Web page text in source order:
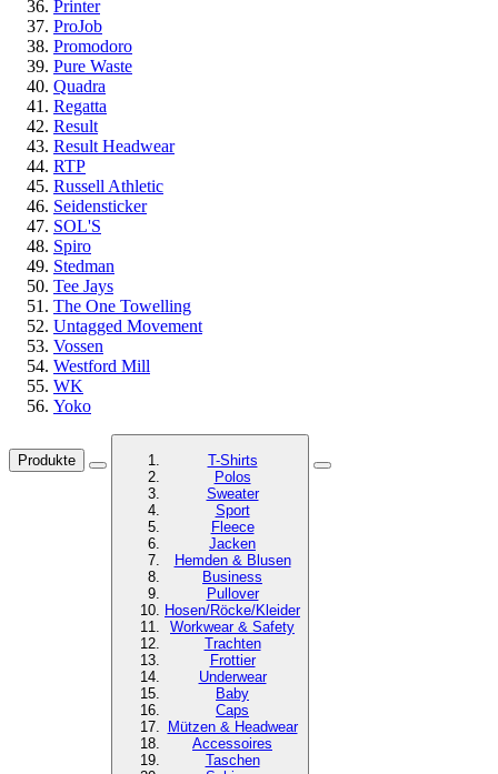
Printer
ProJob
Promodoro
Pure Waste
Quadra
Regatta
Result
Result Headwear
RTP
Russell Athletic
Seidensticker
SOL'S
Spiro
Stedman
Tee Jays
The One Towelling
Untagged Movement
Vossen
Westford Mill
WK
Yoko
Produkte
T-Shirts
Polos
Sweater
Sport
Fleece
Jacken
Hemden & Blusen
Business
Pullover
Hosen/Röcke/Kleider
Workwear & Safety
Trachten
Frottier
Underwear
Baby
Caps
Mützen & Headwear
Accessoires
Taschen